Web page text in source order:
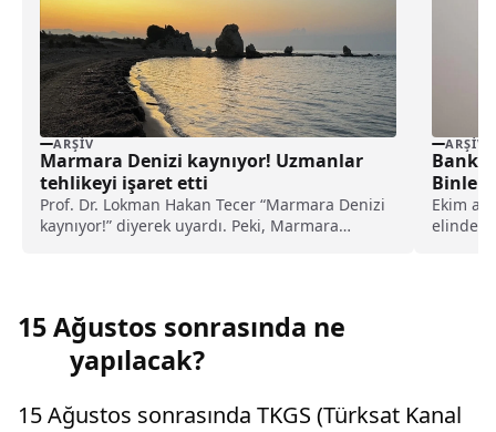
ARŞIV
Marmara Denizi kaynıyor! Uzmanlar
tehlikeyi işaret etti
Prof. Dr. Lokman Hakan Tecer “Marmara Denizi
kaynıyor!” diyerek uyardı. Peki, Marmara
ARŞIV
Getirisi
Ekim
elinde
15 Ağustos sonrasında ne
yapılacak?
15 Ağustos sonrasında TKGS (Türksat Kanal